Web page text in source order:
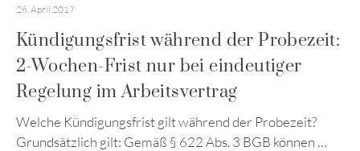
26. April 2017
Kündigungsfrist während der Probezeit:
2-Wochen-Frist nur bei eindeutiger
Regelung im Arbeitsvertrag
Welche Kündigungsfrist gilt während der Probezeit?
Grundsätzlich gilt: Gemäß § 622 Abs. 3 BGB können …